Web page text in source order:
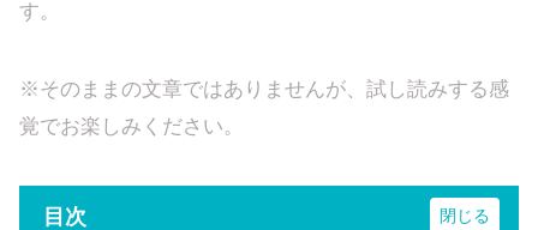
す。
※そのままの文章ではありませんが、試し読みする感
覚でお楽しみください。
目次